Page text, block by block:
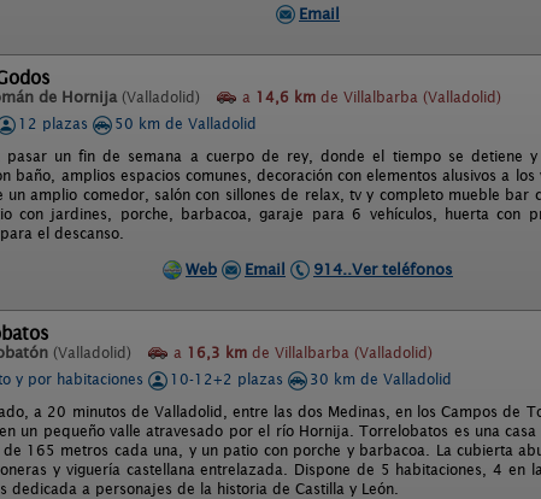
Email
de Hornija (Valladolid) a 14,6 km de Villalbarba (Valladolid)
12 plazas
50 km de Valladolid
pasar un fin de semana a cuerpo de rey, donde el tiempo se detiene y
baño, amplios espacios comunes, decoración con elementos alusivos a
un amplio comedor, salón con sillones de relax, tv y completo mueble bar
con jardines, porche, barbacoa, garaje para 6 vehículos, huerta con
el descanso.
Web
Email 914..Ver teléfonos
(Valladolid) a 16,3 km de Villalbarba (Valladolid)
y por habitaciones
10-12+2 plazas
30 km de Valladolid
a 20 minutos de Valladolid, entre las dos Medinas, en los Campos de
un pequeño valle atravesado por el río Hornija. Torrelobatos es una
165 metros cada una, y un patio con porche y barbacoa. La cubierta
y viguería castellana entrelazada. Dispone de 5 habitaciones, 4 en
dedicada a personajes de la historia de Castilla y León.